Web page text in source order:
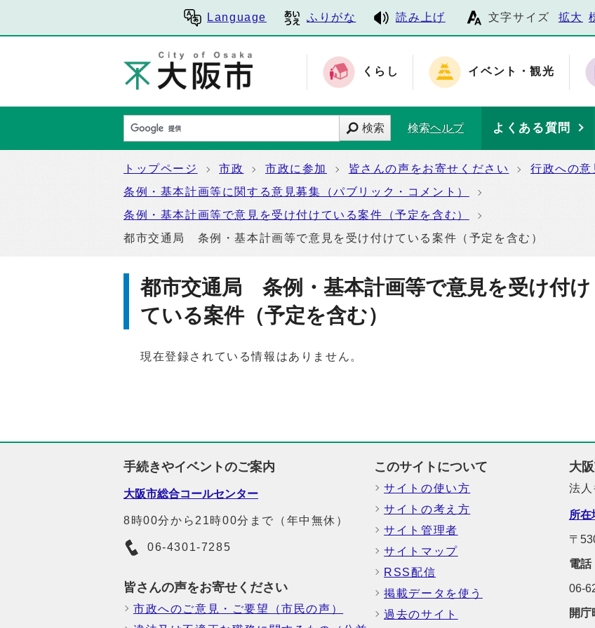
Language ふりがな 読み上げ 文字サイズ 拡大
くらし イベント・観光
検索 検索ヘルプ よくある質問
トップページ 市政 市政に参加 皆さんの声をお寄せください
行政への意
条例・基本計画等に関する意見募集（パブリック・コメント）
条例・基本計画等で意見を受け付けている案件（予定を含む）
都市交通局 条例・基本計画等で意見を受け付けている案件（予定を含む）
都市交通局 条例・基本計画等で意見を受け付け
ている案件（予定を含む）
現在登録されている情報はありません。
手続きやイベントのご案内
大阪市総合コールセンター
8時00分から21時00分まで（年中無休）
06-4301-7285
皆さんの声をお寄せください
市政へのご意見・ご要望（市民の声）
このサイトについて
サイトの使い方
サイトの考え方
サイト管理者
サイトマップ
RSS配信
掲載データを使う
過去のサイト
大
法
所在
〒
電話
06-
開庁